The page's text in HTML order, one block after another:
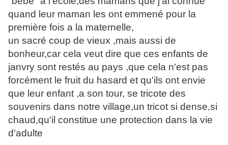
quand leur maman les ont emmené pour la
première fois a la maternelle,
un sacré coup de vieux ,mais aussi de
bonheur,car cela veut dire que ces enfants de
janvry sont restés au pays ,que cela n'est pas
forcément le fruit du hasard et qu'ils ont envie
que leur enfant ,a son tour, se tricote des
souvenirs dans notre village,un tricot si dense,si
chaud,qu'il constitue une protection dans la vie
d'adulte